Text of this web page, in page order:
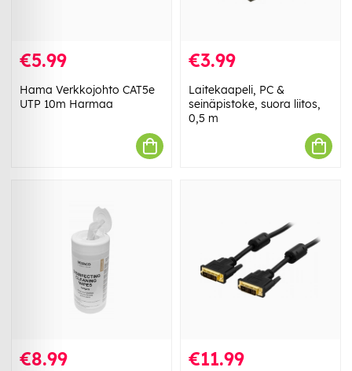
€5.99
Hama Verkkojohto CAT5e
UTP 10m Harmaa
€3.99
Laitekaapeli, PC &
seinäpistoke, suora liitos,
0,5 m
€8.99 €11.99